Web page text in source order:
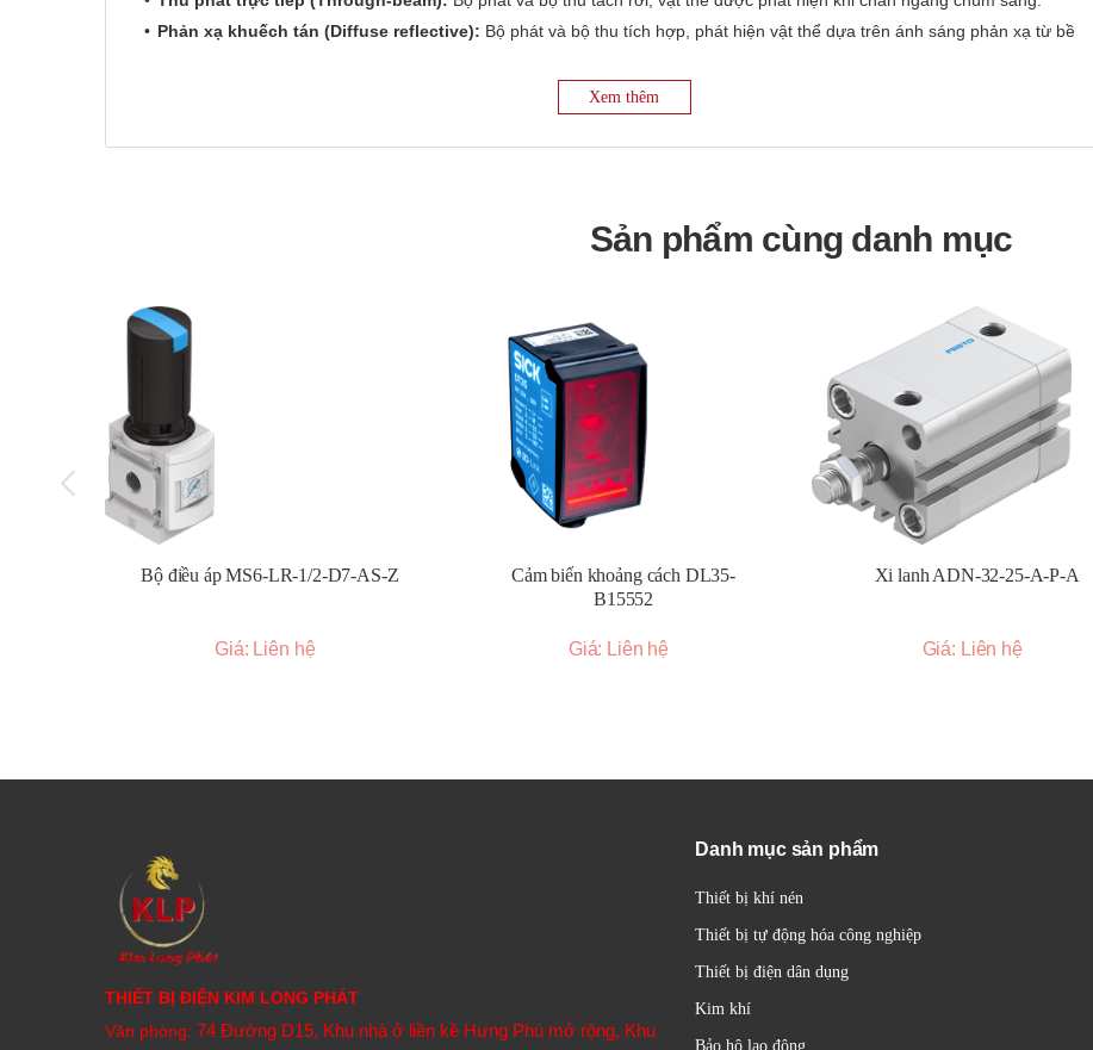
Phản xạ khuếch tán (Diffuse reflective): Bộ phát và bộ thu tích hợp, phát hiện vật thể dựa trên ánh sáng phản xạ từ bề
Bộ phát và bộ thu tích hợp, sử dụng gương phản xạ để trả lại chùm sáng. Vật thể được
Đo khoảng cách đến vật thể.
Lắp đặt:
Cảm biến cần được lắp đặt chắc chắn tại vị trí cần phát hiện vật thể. Đối với loại thu phát trực tiếp và phản xạ gương,
cần đảm bảo bộ phát và bộ thu (hoặc gương phản xạ) được căn chỉnh chính xác.
Cài đặt và điều chỉnh:
Một số cảm biến có núm điều chỉnh độ nhạy hoặc chế độ hoạt động (Light-ON/Dark-ON). Cần điều
chỉnh các thông số này phù hợp với ứng dụng cụ thể. Các dòng cảm biến hiện đại có thể có chức năng Teach-in để tự động cài
đặt.
Kết nối điện:
Đấu nối dây nguồn và dây tín hiệu đầu ra của cảm biến với hệ thống điều khiển (PLC, rơle, v.v.) theo sơ đồ đấu
dây của nhà sản xuất.
Kiểm tra hoạt động:
Sau khi lắp đặt và kết nối, cần kiểm tra xem cảm biến có phát hiện vật thể đúng như mong đợi hay
Cảm biến quang Omron được sử dụng rộng rãi trong tự động hóa công nghiệp với nhiều ứng dụng như:
Đọc mã vạch/mã 2D:
Một số cảm biến quang đặc biệt có khả năng đọc các loại mã này.
Phân loại:
Phân loại sản phẩm theo kích thước, hình dạng hoặc màu sắc (với cảm biến màu).
Kích Thước:
Kích thước của cảm biến quang Omron rất đa dạng tùy thuộc vào dòng sản phẩm và mục đích sử dụng:
Kích thước siêu nhỏ (Micro/Miniature):
trên các thiết bị nhỏ. Ví dụ: E3T, EE series.
Xem thêm
Sản phẩm cùng danh mục
Bộ điều áp MS6-LR-1/2-D7-AS-Z
Giá: Liên hệ
Cảm biến khoảng cách DL35-
B15552
Giá: Liên hệ
Xi lanh ADN-32-25-A-P-A
Giá: Liên hệ
THIẾT BỊ ĐIỆN KIM LONG PHÁT
Văn phòng: 74 Đường D15, Khu nhà ở liền kề Hưng Phú mở rộng, Khu
Danh mục sản phẩm
Thiết bị khí nén
Thiết bị tự động hóa công nghiệp
Thiết bị điện dân dụng
Kim khí
Bảo hộ lao động